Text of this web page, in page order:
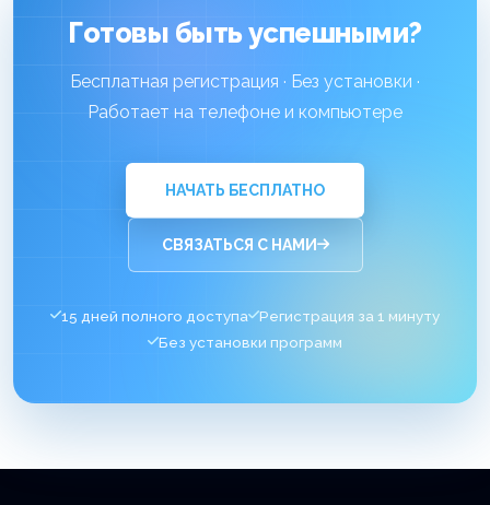
Готовы быть успешными?
Бесплатная регистрация · Без установки ·
Работает на телефоне и компьютере
НАЧАТЬ БЕСПЛАТНО
СВЯЗАТЬСЯ С НАМИ
15 дней полного доступа
Регистрация за 1 минуту
Без установки программ